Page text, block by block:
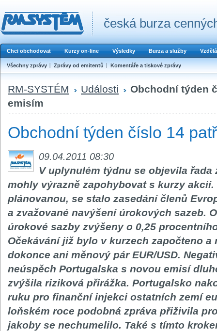
česká burza
Chci obchodovat Kurzy on-line Výsledky Burza a služby
Všechny zprávy Zprávy od emitentů Komentáře a tiskové zprávy
RM-SYSTÉM Události
Obchodní týden
emisím
Obchodní týden číslo 14
09.04.2011 08:30
V uplynulém týdnu se objevila řada
mohly výrazně zapohybovat s kurzy
plánovanou, se stalo zasedání členů
a zvažované navýšení úrokových sazeb.
úrokové sazby zvýšeny o 0,25
Očekávání již bylo v kurzech započteno a
dokonce ani měnový pár EUR/USD.
neúspěch Portugalska s novou emisí
zvýšila riziková přirážka. Portugalsko
ruku pro finanční injekci ostatních zemí
loňském roce podobná zpráva přiživila
jakoby se nechumelilo. Také s tímto